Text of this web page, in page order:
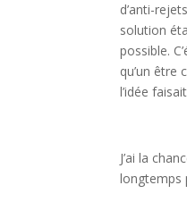
d’anti-
solution
possible.
qu’un être
l’idée
J’ai la
longtemps